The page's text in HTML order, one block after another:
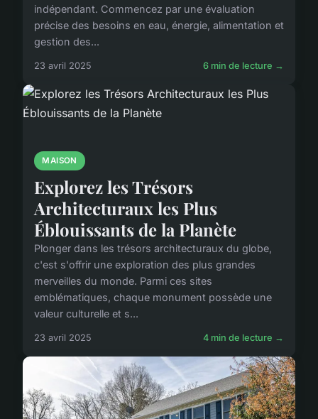
indépendant. Commencez par une évaluation
précise des besoins en eau, énergie, alimentation et
gestion des...
23 avril 2025 6 min de lecture →
MAISON
Explorez les Trésors
Architecturaux les Plus
Éblouissants de la Planète
Plonger dans les trésors architecturaux du globe,
c'est s'offrir une exploration des plus grandes
merveilles du monde. Parmi ces sites
emblématiques, chaque monument possède une
valeur culturelle et s...
23 avril 2025 4 min de lecture →